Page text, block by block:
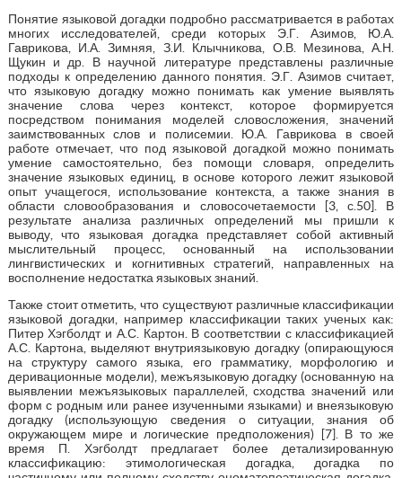
Понятие языковой догадки подробно рассматривается в работах
многих исследователей, среди которых Э.Г. Азимов, Ю.А.
Гаврикова, И.А. Зимняя, З.И. Клычникова, О.В. Мезинова, А.Н.
Щукин и др. В научной литературе представлены различные
подходы к определению данного понятия. Э.Г. Азимов считает,
что языковую догадку можно понимать как умение выявлять
значение слова через контекст, которое формируется
посредством понимания моделей словосложения, значений
заимствованных слов и полисемии. Ю.А. Гаврикова в своей
работе отмечает, что под языковой догадкой можно понимать
умение самостоятельно, без помощи словаря, определить
значение языковых единиц, в основе которого лежит языковой
опыт учащегося, использование контекста, а также знания в
области словообразования и словосочетаемости [3, с.50]. В
результате анализа различных определений мы пришли к
выводу, что языковая догадка представляет собой активный
мыслительный процесс, основанный на использовании
лингвистических и когнитивных стратегий, направленных на
восполнение недостатка языковых знаний.
Также стоит отметить, что существуют различные классификации
языковой догадки, например классификации таких ученых как:
Питер Хэгболдт и А.С. Картон. В соответствии с классификацией
А.С. Картона, выделяют внутриязыковую догадку (опирающуюся
на структуру самого языка, его грамматику, морфологию и
деривационные модели), межъязыковую догадку (основанную на
выявлении межъязыковых параллелей, сходства значений или
форм с родным или ранее изученными языками) и внеязыковую
догадку (использующую сведения о ситуации, знания об
окружающем мире и логические предположения) [7]. В то же
время П. Хэгболдт предлагает более детализированную
классификацию: этимологическая догадка, догадка по